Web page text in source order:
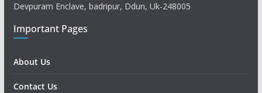
Devpuram Enclave, badripur, Ddun, Uk-248005
Important Pages
About Us
Contact Us